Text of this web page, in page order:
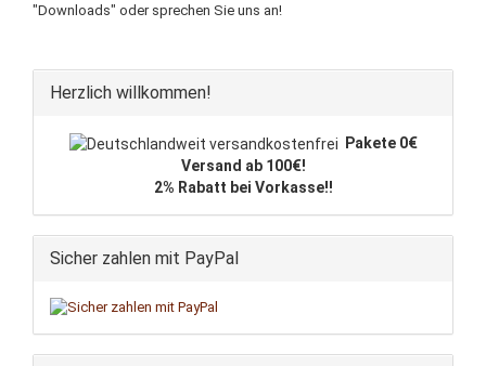
"Downloads" oder sprechen Sie uns an!
Herzlich willkommen!
Pakete 0€
Versand ab 100€!
2% Rabatt bei Vorkasse!!
Sicher zahlen mit PayPal